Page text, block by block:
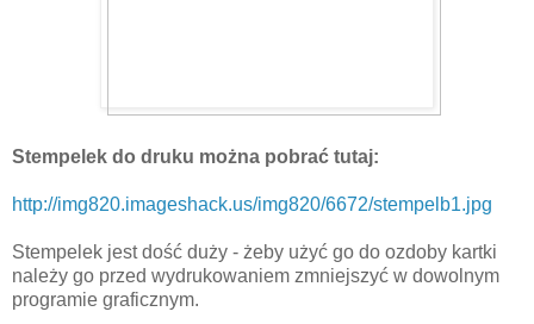
Stempelek do druku można pobrać tutaj:
http://img820.imageshack.us/img820/6672/stempelb1.jpg
Stempelek jest dość duży - żeby użyć go do ozdoby kartki
należy go przed wydrukowaniem zmniejszyć w dowolnym
programie graficznym.